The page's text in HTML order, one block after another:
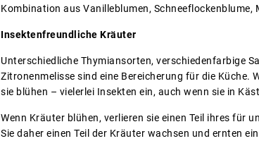
Kombination aus Vanilleblumen,
Insektenfreundliche Kräuter
Unterschiedliche Thymiansorten, verschiedenfarbige
Zitronenmelisse sind eine Bereicherung für die Küche.
sie blühen – vielerlei Insekten ein, auch wenn sie in
Wenn Kräuter blühen, verlieren sie einen Teil ihres für
Sie daher einen Teil der Kräuter wachsen und ernten